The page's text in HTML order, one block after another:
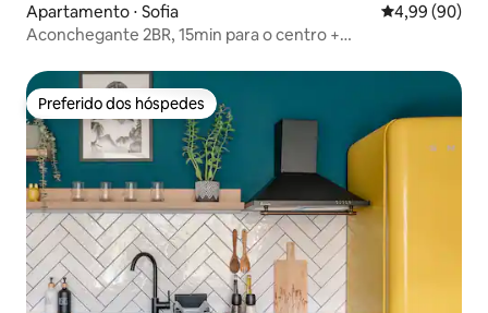
Apartamento ⋅ Sofia 4,99 de uma
4,99 (90)
Aconchegante 2BR, 15min para o centro +
Preferido dos hóspedes
Preferido dos hóspedes